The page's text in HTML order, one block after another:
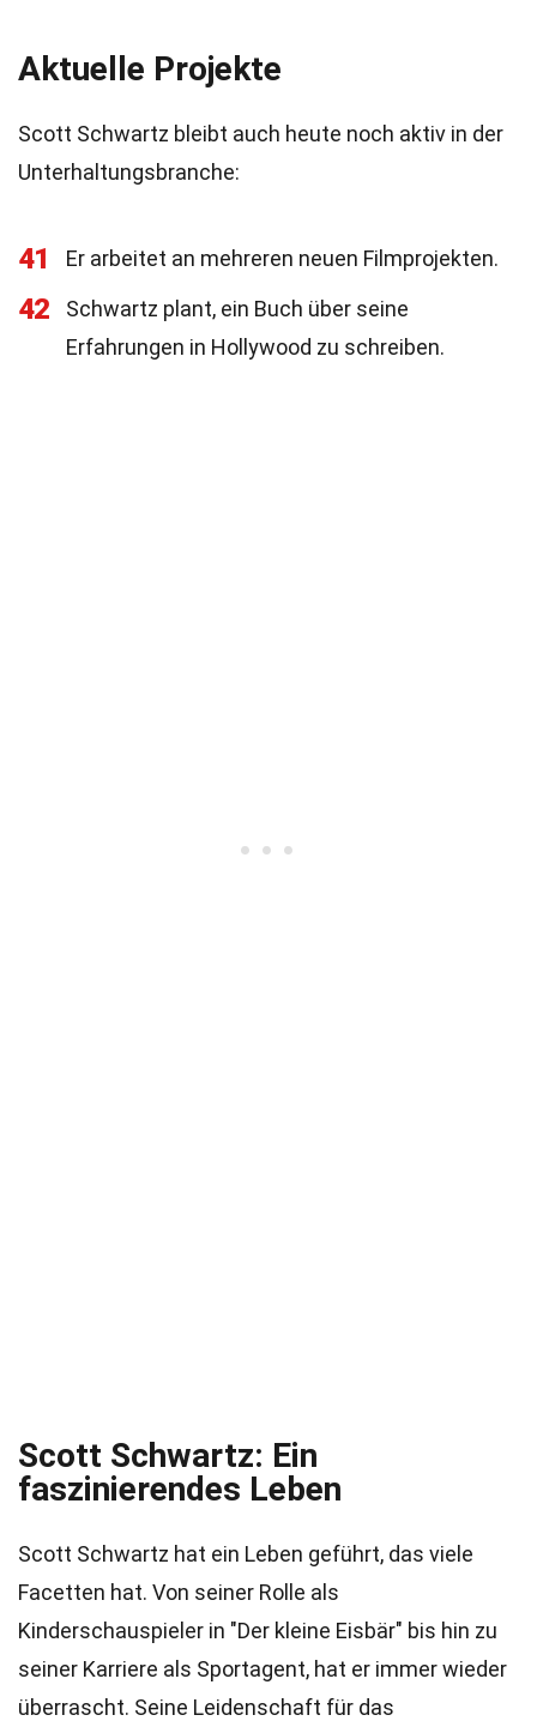
Aktuelle Projekte
Scott Schwartz bleibt auch heute noch aktiv in der
Unterhaltungsbranche:
41 Er arbeitet an mehreren neuen Filmprojekten.
42
Schwartz plant, ein Buch über seine
Erfahrungen in Hollywood zu schreiben.
Scott Schwartz: Ein
faszinierendes Leben
Scott Schwartz hat ein Leben geführt, das viele
Facetten hat. Von seiner Rolle als
Kinderschauspieler in "Der kleine Eisbär" bis hin zu
seiner Karriere als Sportagent, hat er immer wieder
überrascht. Seine Leidenschaft für das